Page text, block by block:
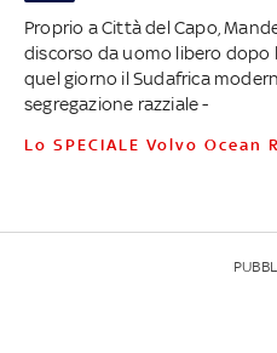
Proprio a Città del Capo,
discorso da uomo libero dopo
quel giorno il Sudafrica
segregazione razziale -
Lo SPECIALE Volvo Ocean